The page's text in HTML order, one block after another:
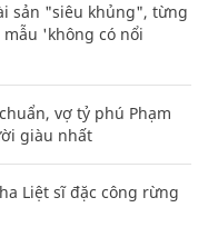
sản "siêu khủng", từng
'không có nổi
vợ tỷ phú Phạm
giàu nhất
Liệt sĩ đặc công rừng